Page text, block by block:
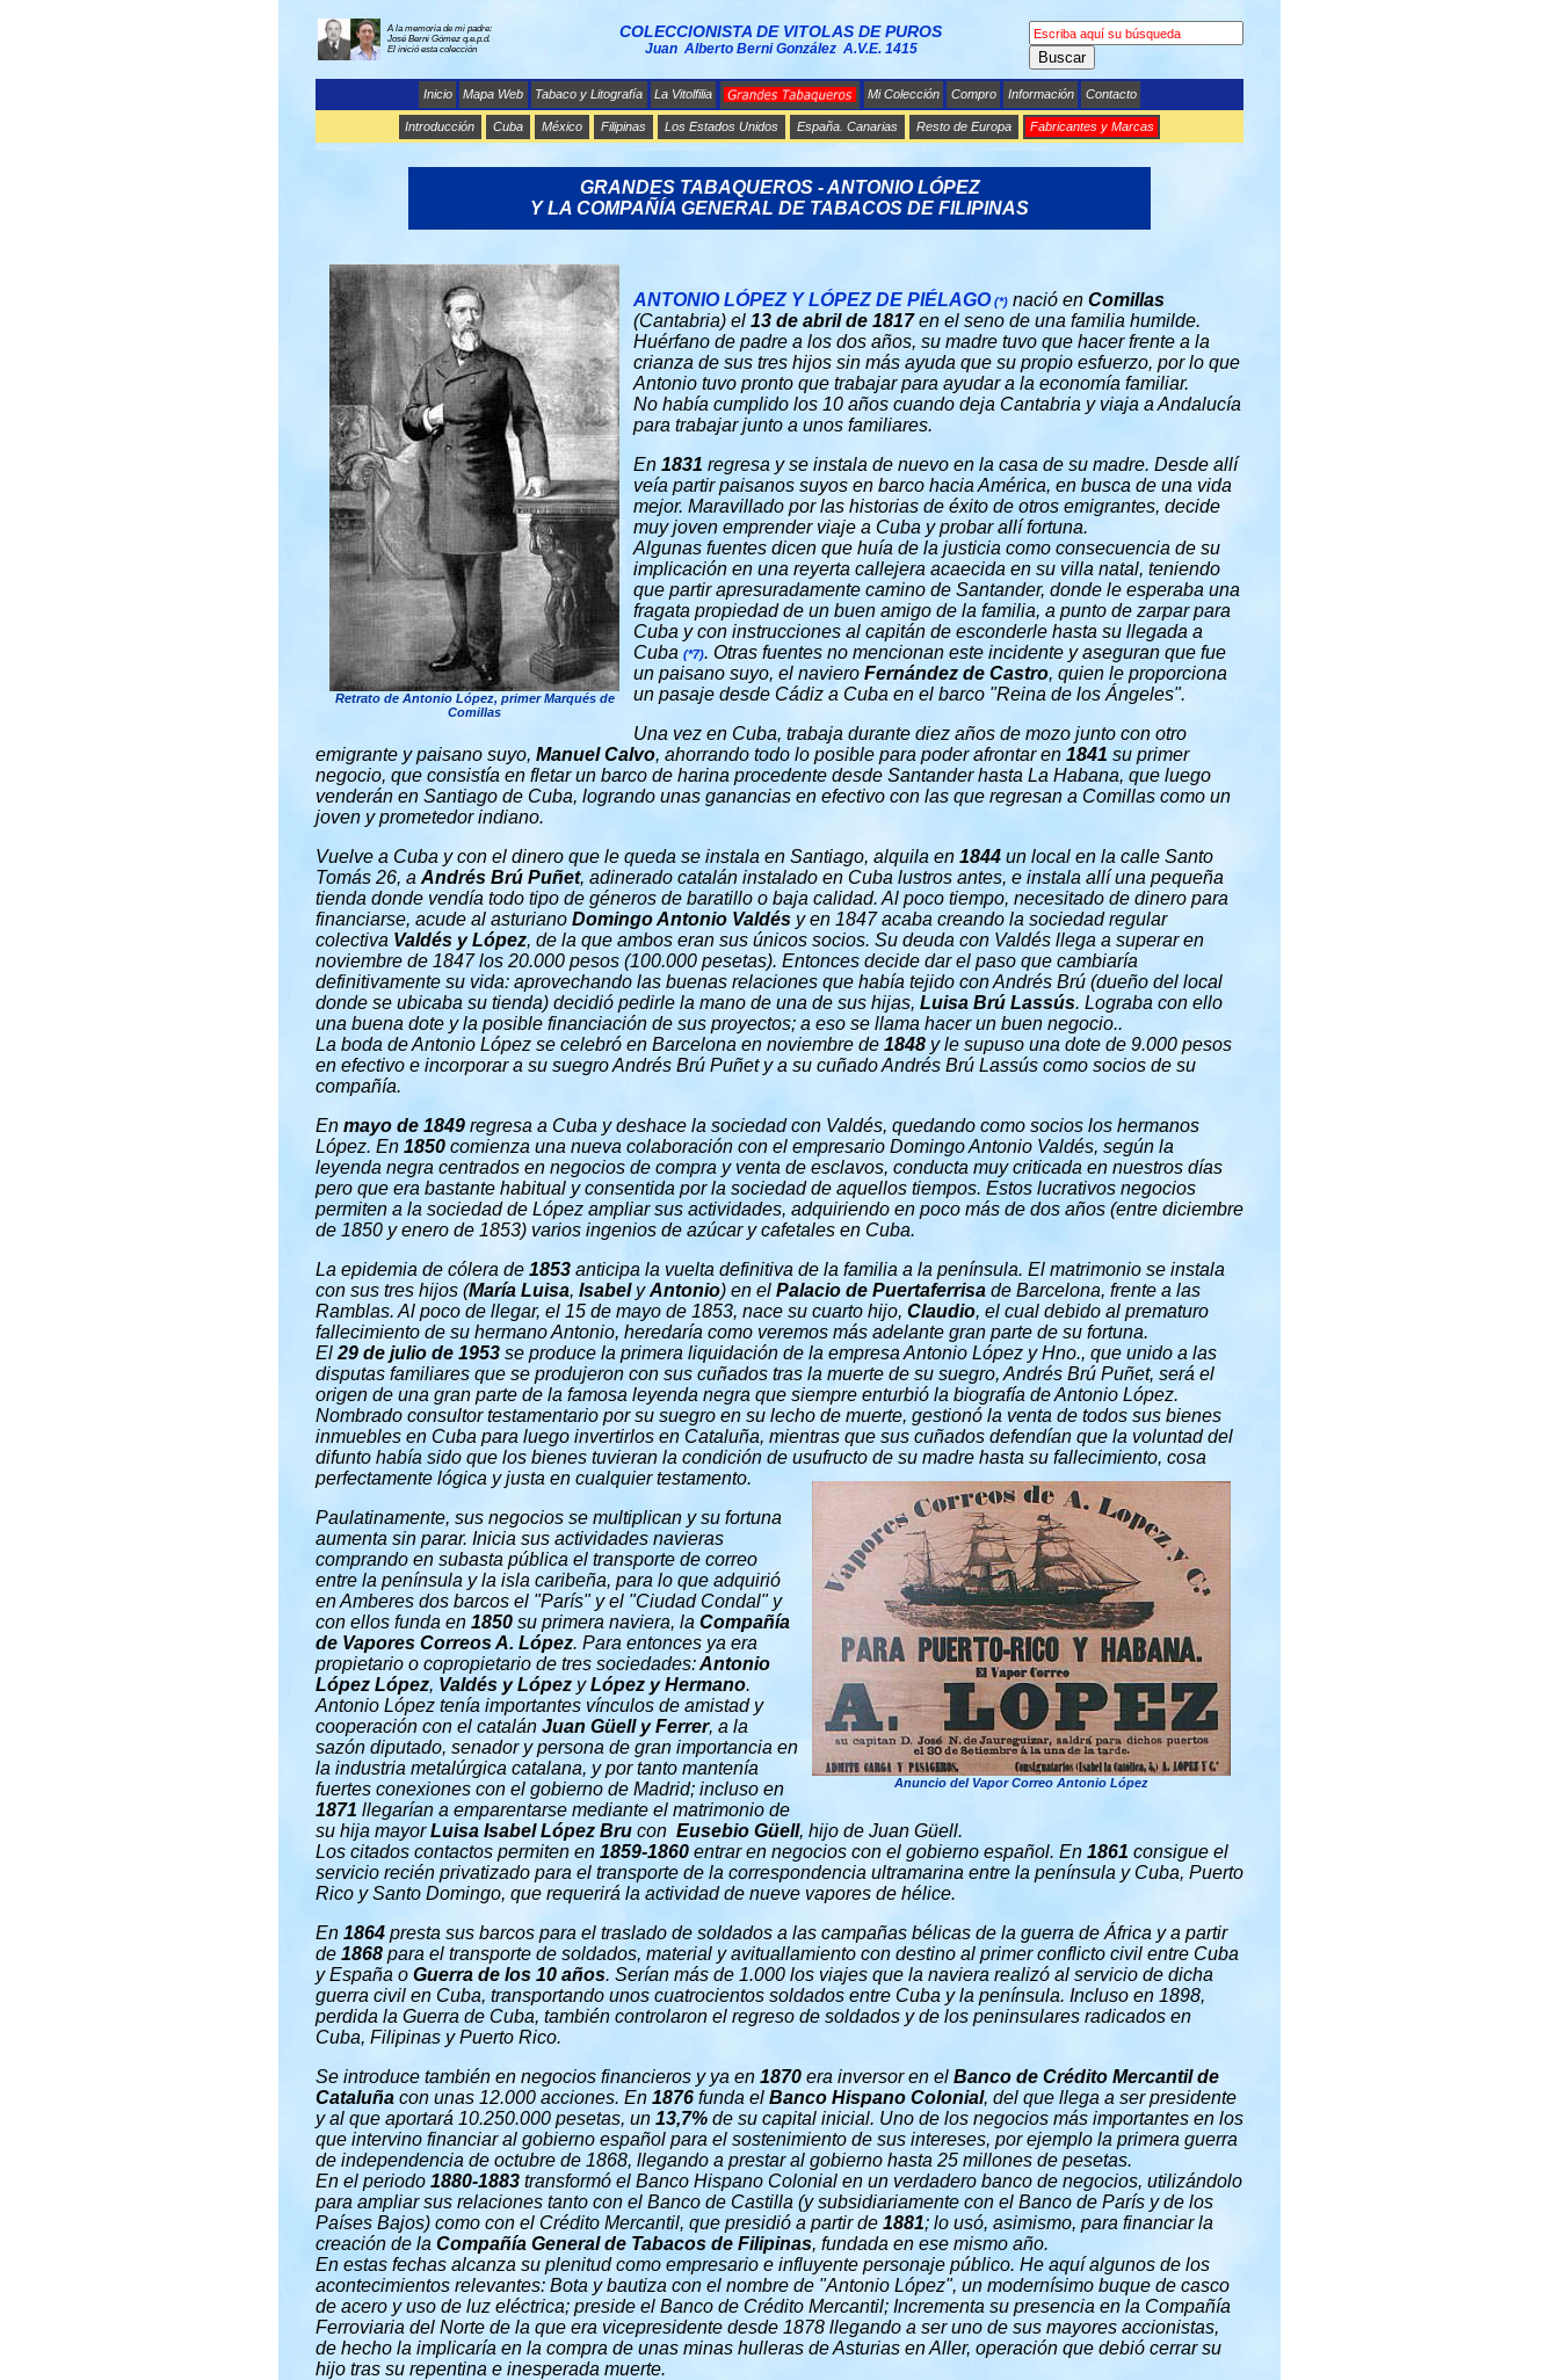
A la memoria de mi padre:
José Berni Gómez q.e.p.d.
El inició esta colección
COLECCIONISTA DE VITOLAS DE PUROS
Juan Alberto Berni González A.V.E. 1415 Buscar
Inicio Mapa Web Tabaco y Litografía La Vitolfilia Mi Colección Compro Información Contacto
Introducción Cuba México Filipinas Los Estados Unidos España. Canarias Resto de Europa Fabricantes y Marcas
GRANDES TABAQUEROS - ANTONIO LÓPEZ
Y LA COMPAÑÍA GENERAL DE TABACOS DE FILIPINAS
Retrato de Antonio López, primer Marqués de
Comillas
ANTONIO LÓPEZ Y LÓPEZDE PIÉLAGO(*) nació en Comillas
(Cantabria) el 13 de abril de 1817en el seno de una familia humilde.
Huérfano de padre a los dos años, su madre tuvo que hacer frente a la
crianza de sus tres hijos sin más ayuda que su propio esfuerzo, por lo que
Antonio tuvo pronto que trabajar para ayudar a la economía familiar.
No había cumplido los 10 años cuando deja Cantabria y viaja a Andalucía
para trabajar junto a unos familiares.
En 1831 regresa y se instala de nuevo en la casa de su madre. Desde allí
veía partir paisanos suyos en barco hacia América, en busca de una vida
mejor. Maravillado por las historias de éxito de otros emigrantes, decide
muy joven emprender viaje a Cuba y probar allí fortuna.
Algunas fuentes dicen que huía de la justicia como consecuencia de su
implicación en una reyerta callejera acaecida en su villa natal, teniendo
que partir apresuradamente camino de Santander, donde le esperaba una
fragata propiedad de un buen amigo de la familia, a punto de zarpar para
Cuba y con instrucciones al capitán de esconderle hasta su llegada a
Cuba (*7). Otras fuentes no mencionan este incidente y aseguran que fue
un paisano suyo, el naviero Fernández de Castro, quien le proporciona
un pasaje desde Cádiz a Cuba en el barco "Reina de los Ángeles".
Una vez en Cuba, trabaja durante diez años de mozo junto con otro
emigrante y paisano suyo, Manuel Calvo, ahorrando todo lo posible para poder afrontar en 1841 su primer
negocio, que consistía en fletar un barco de harina procedente desde Santander hasta La Habana, que luego
venderán en Santiago de Cuba, logrando unas ganancias en efectivo con las que regresan a Comillas como un
joven y prometedor indiano.
Vuelve a Cuba y con el dinero que le queda se instala en Santiago, alquila en 1844 un local en la calle Santo
Tomás 26, a Andrés Brú Puñet, adinerado catalán instalado en Cuba lustros antes, e instala allí una pequeña
tienda donde vendía todo tipo de géneros de baratillo o baja calidad. Al poco tiempo, necesitado de dinero para
financiarse, acude al asturiano Domingo Antonio Valdés y en 1847 acaba creando la sociedad regular
colectiva Valdés y López, de la que ambos eran sus únicos socios. Su deuda con Valdés llega a superar en
noviembre de 1847 los 20.000 pesos (100.000 pesetas). Entonces decide dar el paso que cambiaría
definitivamente su vida: aprovechando las buenas relaciones que había tejido con Andrés Brú (dueño del local
donde se ubicaba su tienda) decidió pedirle la mano de una de sus hijas, Luisa Brú Lassús. Lograba con ello
una buena dote y la posible financiación de sus proyectos; a eso se llama hacer un buen negocio..
La boda de Antonio López se celebró en Barcelona en noviembre de 1848 y le supuso una dote de 9.000 pesos
en efectivo e incorporar a su suegro Andrés Brú Puñet y a su cuñado Andrés Brú Lassús como socios de su
compañía.
En mayo de 1849 regresa a Cuba y deshace la sociedad con Valdés, quedando como socios los hermanos
López. En 1850 comienza una nueva colaboración con el empresario Domingo Antonio Valdés, según la
leyenda negra centrados en negocios de compra y venta de esclavos, conducta muy criticada en nuestros días
pero que era bastante habitual y consentida por la sociedad de aquellos tiempos. Estos lucrativos negocios
permiten a la sociedad de López ampliar sus actividades, adquiriendo en poco más de dos años (entre diciembre
de 1850 y enero de 1853) varios ingenios de azúcar y cafetales en Cuba.
La epidemia de cólera de 1853 anticipa la vuelta definitiva de la familia a la península. El matrimonio se instala
con sus tres hijos (María Luisa, IsabelyAntonio) en el Palacio de Puertaferrisa de Barcelona, frente a las
Ramblas. Al poco de llegar, el 15 de mayo de 1853, nace su cuarto hijo, Claudio, el cual debido al prematuro
fallecimiento de su hermano Antonio, heredaría como veremos más adelante gran parte de su fortuna.
El 29 de julio de 1953 se produce la primera liquidación de la empresa Antonio López y Hno., que unido a las
disputas familiares que se produjeron con sus cuñados tras la muerte de su suegro, Andrés Brú Puñet, será el
origen de una gran parte de la famosa leyenda negra que siempre enturbió la biografía de Antonio López.
Nombrado consultor testamentario por su suegro en su lecho de muerte, gestionó la venta de todos sus bienes
inmuebles en Cuba para luego invertirlos en Cataluña, mientras que sus cuñados defendían que la voluntad del
difunto había sido que los bienes tuvieran la condición de usufructo de su madre hasta su fallecimiento, cosa
perfectamente lógica y justa en cualquier testamento.
Anuncio del Vapor Correo Antonio López
Paulatinamente, sus negocios se multiplican y su fortuna
aumenta sin parar. Inicia sus actividades navieras
comprando en subasta pública el transporte de correo
entre la península y la isla caribeña, para lo que adquirió
en Amberes dos barcos el "París"yel "Ciudad Condal" y
con ellos funda en 1850 su primera naviera, la Compañía
de Vapores Correos A. López. Para entonces ya era
propietario o copropietario de tres sociedades:Antonio
López López, Valdés y López yLópez y Hermano.
Antonio López tenía importantes vínculos de amistad y
cooperación con el catalán Juan Güell y Ferrer, a la
sazón diputado, senador y persona de gran importancia en
la industria metalúrgica catalana, y por tanto mantenía
fuertes conexiones con el gobierno de Madrid; incluso en
1871 llegarían a emparentarse mediante el matrimonio de
su hija mayorLuisa Isabel López Bru con Eusebio Güell, hijo de Juan Güell.
Los citados contactos permiten en 1859-1860 entrar en negocios con el gobierno español. En 1861 consigue el
servicio recién privatizado para el transporte de la correspondencia ultramarina entre la península y Cuba, Puerto
Rico y Santo Domingo, que requerirá la actividad de nueve vapores de hélice.
En 1864 presta sus barcos para el traslado de soldados a las campañas bélicas de la guerra de África y a partir
de 1868 para el transporte de soldados, material y avituallamiento con destino al primer conflicto civil entre Cuba
y España o Guerra de los 10 años. Serían más de 1.000 los viajes que la naviera realizó al servicio de dicha
guerra civil en Cuba, transportando unos cuatrocientos soldados entre Cuba y la península. Incluso en 1898,
perdida la Guerra de Cuba, también controlaron el regreso de soldados y de los peninsulares radicados en
Cuba, Filipinas y Puerto Rico.
Se introduce también en negocios financieros y ya en 1870 era inversor en el Banco de Crédito Mercantil de
Cataluña con unas 12.000 acciones. En 1876 funda el Banco Hispano Colonial, del que llega a ser presidente
y al que aportará 10.250.000 pesetas, un 13,7% de su capital inicial. Uno de los negocios más importantes en los
que intervino financiar al gobierno español para el sostenimiento de sus intereses, por ejemplo la primera guerra
de independencia de octubre de 1868, llegando a prestar al gobierno hasta 25 millones de pesetas.
En el periodo 1880-1883 transformó el Banco Hispano Colonial en un verdadero banco de negocios, utilizándolo
para ampliar sus relaciones tanto con el Banco de Castilla (y subsidiariamente con el Banco de París y de los
Países Bajos) como con el Crédito Mercantil, que presidió a partir de 1881; lo usó, asimismo, para financiar la
creación de la Compañía General de Tabacos de Filipinas, fundada en ese mismo año.
En estas fechas alcanza su plenitud como empresario e influyente personaje público. He aquí algunos de los
acontecimientos relevantes: Bota y bautiza con el nombre de "Antonio López", un modernísimo buque de casco
de acero y uso de luz eléctrica; preside el Banco de Crédito Mercantil; Incrementa su presencia en la Compañía
Ferroviaria del Norte de la que era vicepresidente desde 1878 llegando a ser uno de sus mayores accionistas,
de hecho la implicaría en la compra de unas minas hulleras de Asturias en Aller, operación que debió cerrar su
hijo tras su repentina e inesperada muerte.